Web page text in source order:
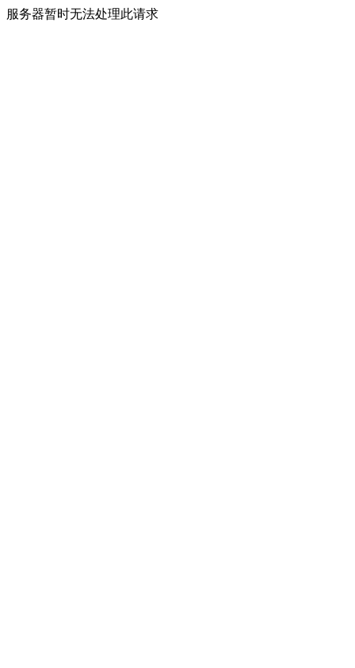
服务器暂时无法处理此请求